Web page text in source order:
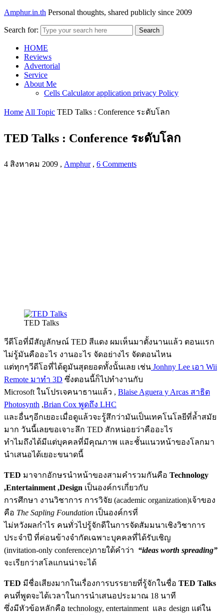
Amphur.in.th Personal thoughts, shared publicly since 2009
Search for: Search
HOME
Reviews
Advertorial
Service
About Me
Cells Calculator application privacy Policy
Home All Topic TED Talks : Conference ระดับโลก
TED Talks : Conference ระดับโลก
4 สิงหาคม 2009 , Amphur, 6 Comments
TED Talks
วีดีโอที่มีสัญลักษณ์ TED สีแดง ผมเห็นมาตั้งนานแล้ว ตอนแรก
ไม่รู้มันคืออะไร งานอะไร จัดอย่างไร จัดตอนไหน
แต่ทุกๆวีดีโอที่ได้ดูมันสุดยอดทั้งนั้นเลย เช่น Jonhny Lee เอา Wii
Remote มาทำ 3D ซึ่งตอนนี้ก็ไปทำงานกับ
Microsoft ในโปรเจคนาธานแล้ว , Blaise Aguera y Arcas สาธิต
Photosynth ,Brian Cox พูดถึง LHC
และอื่นๆอีกเยอะเมื่อดูแล้วจะรู้สึกว่ามันเป็นเทคโนโลยีที่ล้ำสมัย
มาก วันนี้เลยขอเจาะลึก TED สักหน่อยว่าคืออะไร
ทำไมถึงได้มีแต่บุคคลที่มีคุณภาพ และชั้นแนวหน้าของโลกมา
นำเสนอได้เยอะขนาดนี้
TED มาจากอักษรนำหน้าของสามคำรวมกันคือ Technology
,Entertainment ,Design เป็นองค์กรเกี่ยวกับ
การศึกษา งานวิชาการ การวิจัย (academic organization)เจ้าของ
คือ The Sapling Foundation เป็นองค์กรที่
ไม่หวังผลกำไร คนทั่วไปรู้จักดีในการจัดสัมมนาเชิงวิชาการ
ประจำปี ที่ค่อนข้างจำกัดเฉพาะบุคคลที่ได้รับเชิญ
(invitation-only conference)ภายใต้คำว่า “ideas worth spreading”
จะเรียกว่าสโลแกนน่าจะได้
TED มีชื่อเสียงมากในเรื่องการบรรยายที่รู้จักในชื่อ TED Talks
คนที่พูดจะได้เวลาในการนำเสนอประมาณ 18 นาที
ซึ่งมีหัวข้อหลักคือ technology, entertainment และ design แต่ใน